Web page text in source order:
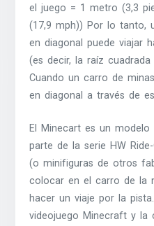
el juego = 1 metro (3,3
(17,9 mph)) Por lo tanto,
en diagonal puede viajar
(es decir, la raíz
Cuando un carro de
en diagonal a través de
El Minecart es un
parte de la serie HW
(o minifiguras de otros
colocar en el carro de la
hacer un viaje por la
videojuego Minecraft y la